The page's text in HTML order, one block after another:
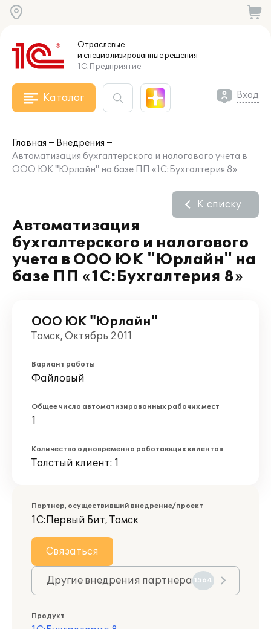
Отраслевые
и специализированныерешения
1С:Предприятие
Каталог Вход
Главная
Внедрения
Автоматизация бухгалтерского и налогового учета в
ООО ЮК "Юрлайн" на базе ПП «1С:Бухгалтерия 8»
Автоматизация
бухгалтерского и налогового
учета в ООО ЮК "Юрлайн" на
базе ПП «1С:Бухгалтерия 8»
К списку
ООО ЮК "Юрлайн"
Томск, Октябрь 2011
Вариант работы
Файловый
Общее число автоматизированных рабочих мест
1
Количество одновременно работающих клиентов
Толстый клиент: 1
Партнер, осуществивший внедрение/проект
1С:Первый Бит, Томск
Связаться
Другие внедрения партнера 1564
Продукт